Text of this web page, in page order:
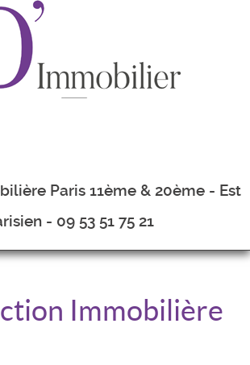
Paris 11ème & 20ème - Est
- 09 53 51 75 21
Immobilière